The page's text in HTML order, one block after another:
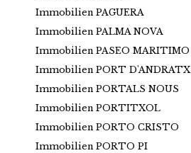
Immobilien PAGUERA
Immobilien PALMA NOVA
Immobilien PASEO MARITIMO
Immobilien PORT D'ANDRATX
Immobilien PORTALS NOUS
Immobilien PORTITXOL
Immobilien PORTO CRISTO
Immobilien PORTO PI